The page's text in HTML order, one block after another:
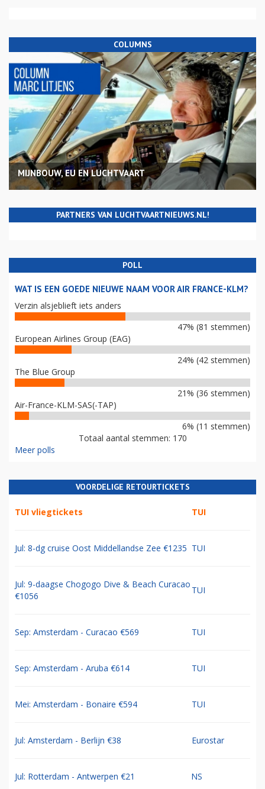
COLUMNS
MIJNBOUW, EU EN LUCHTVAART
PARTNERS VAN LUCHTVAARTNIEUWS.NL!
POLL
WAT IS EEN GOEDE NIEUWE NAAM VOOR AIR FRANCE-KLM?
Verzin alsjeblieft iets anders
47% (81 stemmen)
European Airlines Group (EAG)
24% (42 stemmen)
The Blue Group
21% (36 stemmen)
Air-France-KLM-SAS(-TAP)
6% (11 stemmen)
Totaal aantal stemmen: 170
Meer polls
VOORDELIGE RETOURTICKETS
TUI vliegtickets TUI
Jul: 8-dg cruise Oost Middellandse Zee €1235 TUI
Jul: 9-daagse Chogogo Dive & Beach Curacao
€1056
TUI
Sep: Amsterdam - Curacao €569 TUI
Sep: Amsterdam - Aruba €614 TUI
Mei: Amsterdam - Bonaire €594 TUI
Jul: Amsterdam - Berlijn €38 Eurostar
Jul: Rotterdam - Antwerpen €21 NS